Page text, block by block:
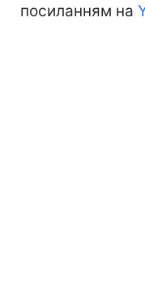
посиланням на